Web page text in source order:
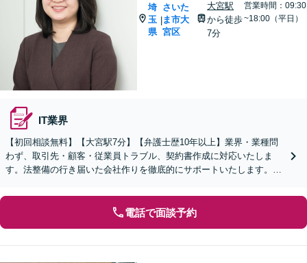
埼
玉
県
|
さいた
ま市大
宮区
大宮駅
から徒歩
7分
営業時間：09:30
~18:00（平日）
IT業界
【初回相談無料】【大宮駅7分】【弁護士歴10年以上】業界・業種問
わず、取引先・顧客・従業員トラブル、契約書作成に対応いたしま
す。法整備の行き届いた会社作りを徹底的にサポートいたします。個
電話で面談予約